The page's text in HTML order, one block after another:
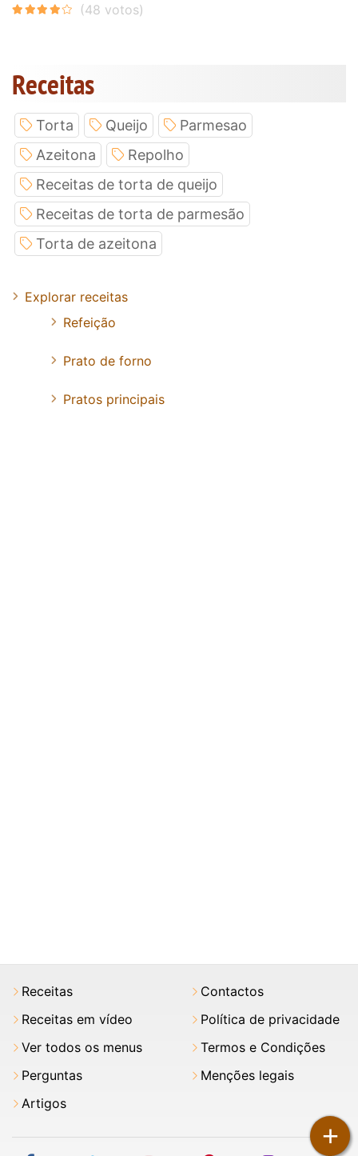
+
Receitas
Torta Queijo
Parmesao
Azeitona
Repolho
Receitas de torta de queijo
Receitas de torta de parmesão
Torta de azeitona
Explorar receitas
Refeição
Prato de forno
Pratos principais
Receitas
Receitas em vídeo
Ver todos os menus
Perguntas
Artigos
Contactos
Política de privacidade
Termos e Condições
Menções legais